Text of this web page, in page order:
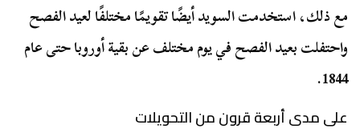
مع ذلك، استخدمت السويد أيضًا تقويمًا مختلفًا لعيد الفصح
واحتفلت بعيد الفصح في يوم مختلف عن بقية أوروبا حتى عام
1844.
على مدى أربعة قرون من التحويلات